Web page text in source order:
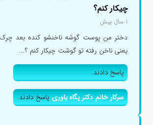
چیکار کنم؟
۱ سال پیش
دختر من پوست گوشه ناخنشو کنده بعد چرک
یعنی ناخن رفته تو گوشت چیکار کنم ؟...
پاسخ دادند.
سرکار خانم دکتر پگاه یاوریپاسخ دادند.